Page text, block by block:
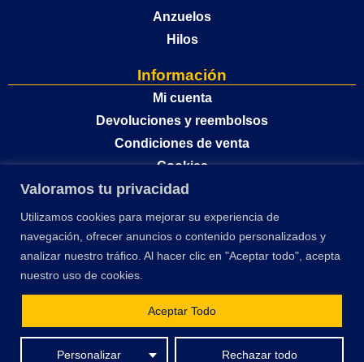
Valoramos tu privacidad
Utilizamos cookies para mejorar su experiencia de
navegación, ofrecer anuncios o contenido personalizados y
analizar nuestro tráfico. Al hacer clic en "Aceptar todo", acepta
nuestro uso de cookies.
Personalizar Rechazar todo
Aceptar Todo
Anzuelos
Hilos
Información
Mi cuenta
Devoluciones y reembolsos
Condiciones de venta
Cookies
Política de privacidad
Europea – Next Generation EU